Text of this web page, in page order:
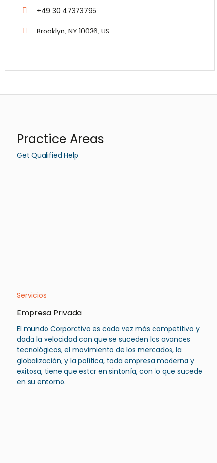
+49 30 47373795
Brooklyn, NY 10036, US
Practice Areas
Get Qualified Help
Servicios
Empresa Privada
El mundo Corporativo es cada vez más competitivo y
dada la velocidad con que se suceden los avances
tecnológicos, el movimiento de los mercados, la
globalización, y la política, toda empresa moderna y
exitosa, tiene que estar en sintonía, con lo que sucede
en su entorno.